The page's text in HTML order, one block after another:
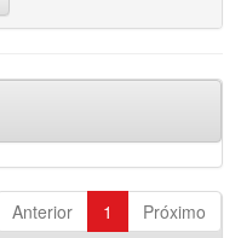
Anterior 1 Próximo